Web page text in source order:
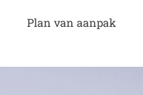
Plan van aanpak